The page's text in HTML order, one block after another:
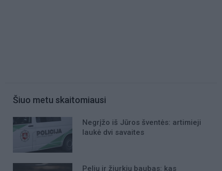
Šiuo metu skaitomiausi
Negrįžo iš Jūros šventės: artimieji
laukė dvi savaites
Pelių ir žiurkių baubas: kas